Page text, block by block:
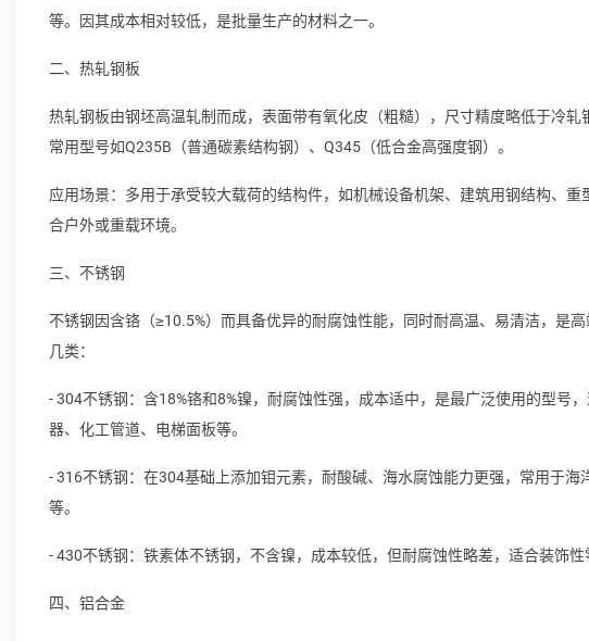
等。因其成本相对较低，是批量生产的材料之一。
二、热轧钢板
热轧钢板由钢坯高温轧制而成，表面带有氧化皮（粗糙），尺寸精度略低于冷轧
常用型号如Q235B（普通碳素结构钢）、Q345（低合金高强度钢）。
应用场景：多用于承受较大载荷的结构件，如机械设备机架、建筑用钢结构、
合户外或重载环境。
三、不锈钢
不锈钢因含铬（≥10.5%）而具备优异的耐腐蚀性能，同时耐高温、易清洁，是
几类：
- 304不锈钢：含18%铬和8%镍，耐腐蚀性强，成本适中，是最广泛使用的型号
器、化工管道、电梯面板等。
- 316不锈钢：在304基础上添加钼元素，耐酸碱、海水腐蚀能力更强，常用于
等。
- 430不锈钢：铁素体不锈钢，不含镍，成本较低，但耐腐蚀性略差，适合装饰
四、铝合金